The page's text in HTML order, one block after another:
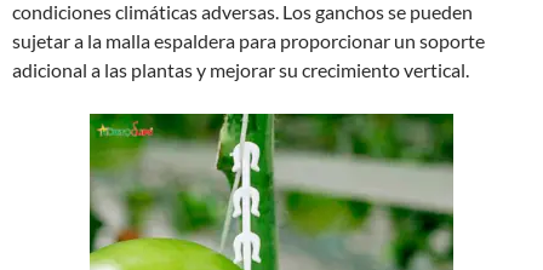
condiciones climáticas adversas. Los ganchos se pueden
sujetar a la malla espaldera para proporcionar un soporte
adicional a las plantas y mejorar su crecimiento vertical.